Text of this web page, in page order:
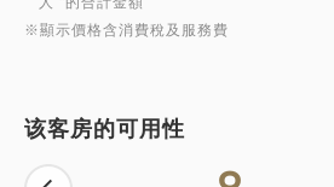
● 入住/退房
※顯示價格含消費稅及服務費
该客房的可用性